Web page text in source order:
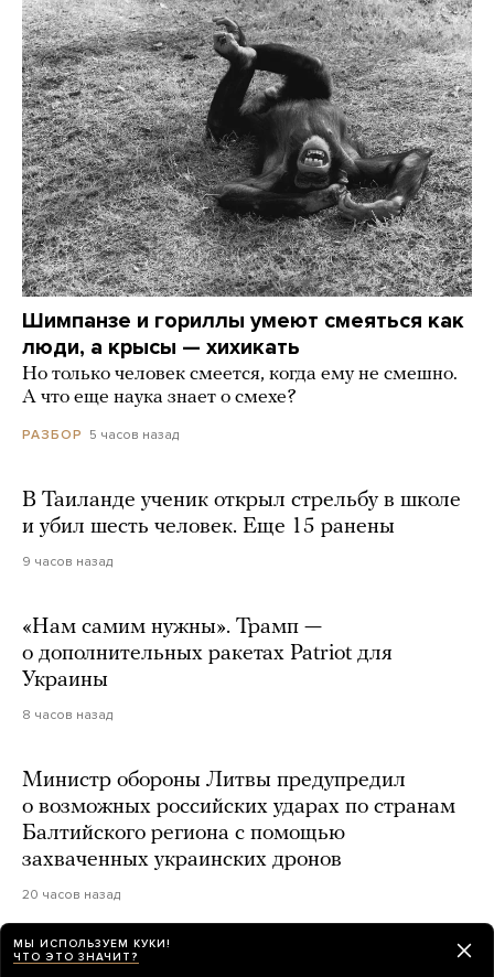
Шимпанзе и гориллы умеют смеяться как
люди, а крысы — хихикать
Но только человек смеется, когда ему не смешно.
А что еще наука знает о смехе?
РАЗБОР 5 часов назад
В Таиланде ученик открыл стрельбу в школе
и убил шесть человек. Еще 15 ранены
9 часов назад
«Нам самим нужны». Трамп —
о дополнительных ракетах Patriot для
Украины
8 часов назад
Министр обороны Литвы предупредил
о возможных российских ударах по странам
Балтийского региона с помощью
захваченных украинских дронов
20 часов назад
В России снимут ситком «ПВЗ» о пункте
МЫ ИСПОЛЬЗУЕМ КУКИ!
ЧТО ЭТО ЗНАЧИТ?